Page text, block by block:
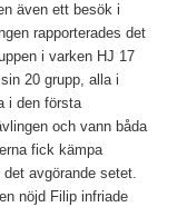
även ett besök i
rapporterades det
i varken HJ 17
20 grupp, alla i
i den första
och vann båda
fick kämpa
avgörande setet.
nöjd Filip infriade